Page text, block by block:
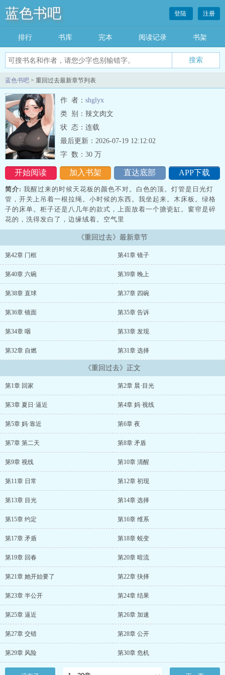
蓝色书吧
搜索
登陆 注册
排行 书库 完本 阅读记录 书架
蓝色书吧 > 重回过去最新章节列表
作 者： shglyx
类 别：辣文肉文
状 态：连载
开始阅读 加入书架 直达底部 APP下载
最后更新：2026-07-19 12:12:02
字 数： 30 万
简介: 我醒过来的时候天花板的颜色不对。白色的顶。灯管是日光灯
管，开关上吊着一根拉绳。小时候的东西。我坐起来。木床板。绿格
子的床单。柜子还是八几年的款式，上面放着一个搪瓷缸。窗帘是碎
花的，洗得发白了，边缘绒着。空气里
《重回过去》最新章节
第42章 门框 第41章 镜子
第40章 六碗 第39章 晚上
第38章 直球 第37章 四碗
第36章 镜面 第35章 告诉
第34章 咽 第33章 发现
第32章 自燃 第31章 选择
《重回过去》正文
第1章 回家 第2章 晨·目光
第3章 夏日·逼近 第4章 妈·视线
第5章 妈·靠近 第6章 夜
第7章 第二天 第8章 矛盾
第9章 视线 第10章 清醒
第11章 日常 第12章 初现
第13章 目光 第14章 选择
第15章 约定 第16章 维系
第17章 矛盾 第18章 蜕变
第19章 回春 第20章 暗流
第21章 她开始要了 第22章 抉择
第23章 半公开 第24章 结果
第25章 逼近 第26章 加速
第27章 交错 第28章 公开
第29章 风险 第30章 危机